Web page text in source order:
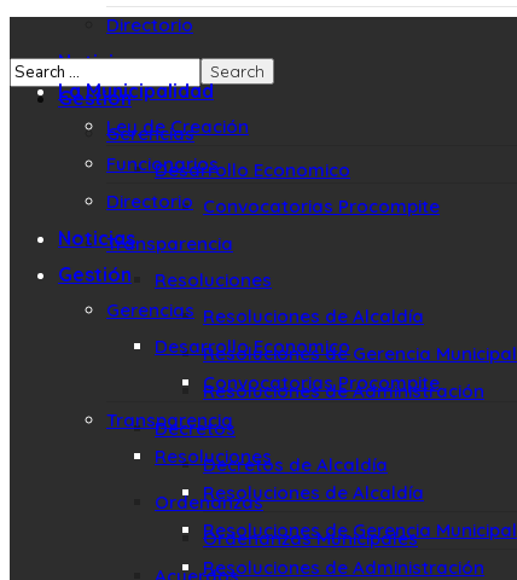
Directorio
Noticias
Gestión
Gerencias
Desarrollo Economico
Convocatorias Procompite
Transparencia
Resoluciones
Resoluciones de Alcaldía
Resoluciones de Gerencia Municipal
Resoluciones de Administración
Decretos
Decretos de Alcaldía
Ordenanzas
Ordenanzas Municipales
La Municipalidad
Ley de Creación
Funcionarios
Directorio
Noticias
Gestión
Gerencias
Desarrollo Economico
Convocatorias Procompite
Transparencia
Resoluciones
Resoluciones de Alcaldía
Resoluciones de Gerencia Municipal
Resoluciones de Administración